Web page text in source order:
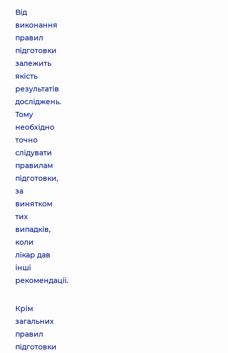
Від
виконання
правил
підготовки
залежить
якість
результатів
досліджень.
Тому
необхідно
точно
слідувати
правилам
підготовки,
за
винятком
тих
випадків,
коли
лікар дав
інші
рекомендації.
Крім
загальних
правил
підготовки